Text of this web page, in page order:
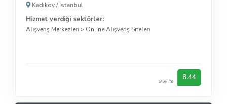
Kadıköy/İstanbul
Hizmet verdiği sektörler:
Alışveriş Merkezleri > Online Alışveriş Siteleri
9 oy ile 8.44